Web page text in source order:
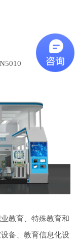
教育、特殊教育和
备、教育信息化设